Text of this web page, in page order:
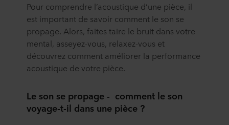
Pour comprendre l’acoustique d’une pièce, il
est important de savoir comment le son se
propage. Alors, faites taire le bruit dans votre
mental, asseyez-vous, relaxez-vous et
découvrez comment améliorer la performance
acoustique de votre pièce.
Le son se propage - comment le son
voyage-t-il dans une pièce ?